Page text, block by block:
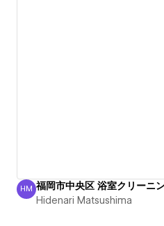
Hidenari Matsushima
HM
Hidenari Matsushima